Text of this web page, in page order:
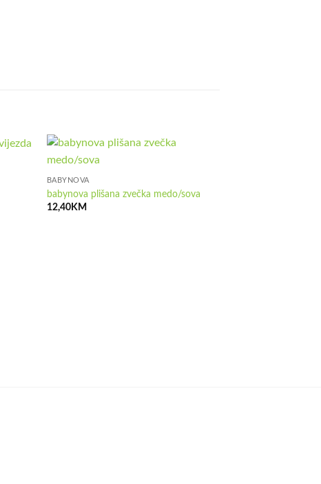
BABYNOVA
babynova plišana zvečka medo/sova
12,40KM